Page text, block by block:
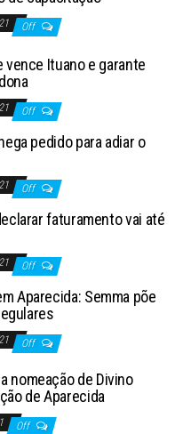
Off
vence Ituano e garante
Off
pedido para adiar o
Off
faturamento vai até
Off
Aparecida: Semma põe
Off
nomeação de Divino
de Aparecida
Off